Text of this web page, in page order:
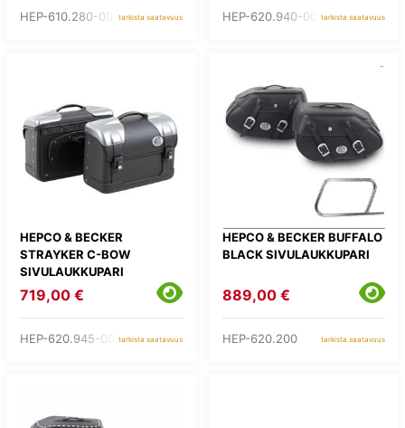
HEP-610.280-00-11tarkista saatavuus HEP-620.940-00-01tarkista saatavuus
HEPCO & BECKER
STRAYKER C-BOW
SIVULAUKKUPARI
719,00 €
HEP-620.945-00-01tarkista saatavuus
HEPCO & BECKER BUFFALO
BLACK SIVULAUKKUPARI
889,00 €
HEP-620.200 tarkista saatavuus